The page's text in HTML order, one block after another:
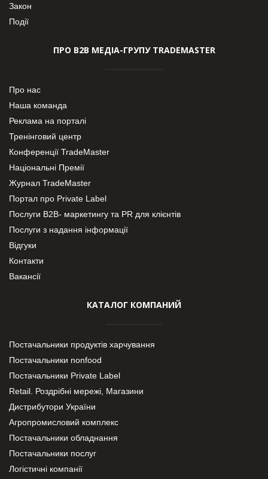
Закон
Події
ПРО В2В МЕДІА-ГРУПУ TRADEMASTER
Про нас
Наша команда
Реклама на порталі
Тренінговий центр
Конференції TradeMaster
Національні Премії
Журнал TradeMaster
Портал про Private Label
Послуги В2В- маркетингу та PR для клієнтів
Послуги з надання інформації
Відгуки
Контакти
Вакансії
КАТАЛОГ КОМПАНИЙ
Постачальники продуктів харчування
Постачальники nonfood
Постачальники Private Label
Retail. Роздрібні мережі, Магазини
Дистрибутори України
Агропромисловий комплекс
Постачальники обладнання
Постачальники послуг
Логістичні компанії